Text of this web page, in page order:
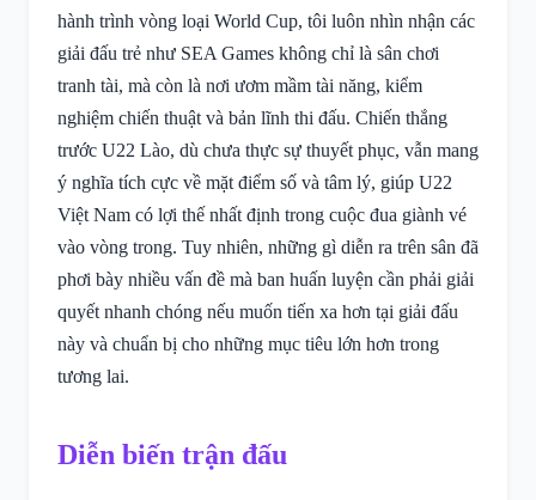
hành trình vòng loại World Cup, tôi luôn nhìn nhận các
giải đấu trẻ như SEA Games không chỉ là sân chơi
tranh tài, mà còn là nơi ươm mầm tài năng, kiểm
nghiệm chiến thuật và bản lĩnh thi đấu. Chiến thắng
trước U22 Lào, dù chưa thực sự thuyết phục, vẫn mang
ý nghĩa tích cực về mặt điểm số và tâm lý, giúp U22
Việt Nam có lợi thế nhất định trong cuộc đua giành vé
vào vòng trong. Tuy nhiên, những gì diễn ra trên sân đã
phơi bày nhiều vấn đề mà ban huấn luyện cần phải giải
quyết nhanh chóng nếu muốn tiến xa hơn tại giải đấu
này và chuẩn bị cho những mục tiêu lớn hơn trong
tương lai.
Diễn biến trận đấu